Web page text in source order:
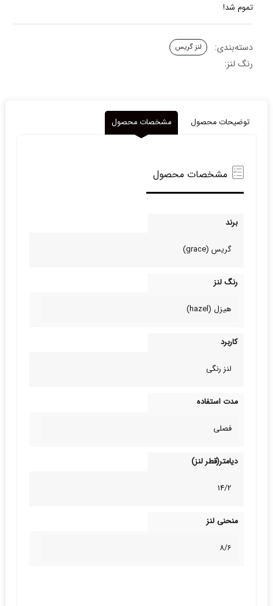
تموم شد!
دسته‌بندی: لنز گریس
رنگ لنز:
توضیحات محصول مشخصات محصول
مشخصات محصول
برند
گریس (grace)
رنگ لنز
هیزل (hazel)
کاربرد
لنز رنگی
مدت استفاده
فصلی
دیامتر(قطر لنز)
14/2
منحنی لنز
8/6